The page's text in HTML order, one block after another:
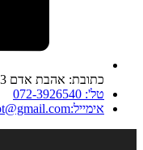
כתובת: אהבת אדם 73 כפר יונה
טל': 072-3926540
אימייל:aapergulot@gmail.com